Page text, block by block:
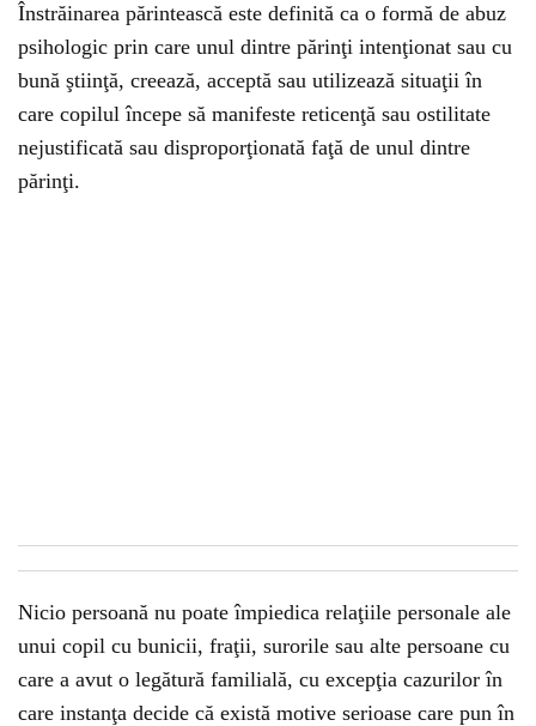
Înstrăinarea părintească este definită ca o formă de abuz
psihologic prin care unul dintre părinţi intenţionat sau cu
bună ştiinţă, creează, acceptă sau utilizează situaţii în
care copilul începe să manifeste reticenţă sau ostilitate
nejustificată sau disproporţionată faţă de unul dintre
părinţi.
Nicio persoană nu poate împiedica relaţiile personale ale
unui copil cu bunicii, fraţii, surorile sau alte persoane cu
care a avut o legătură familială, cu excepţia cazurilor în
care instanţa decide că există motive serioase care pun în